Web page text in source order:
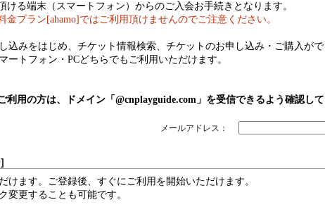
ける端末（スマートフォン）からのご入会お手続きとなります。
プラン[ahamo]ではご利用頂けませんのでご注意ください。
込みをはじめ、チケット情報検索、チケットのお申し込み・ご購入がで
ートフォン・PCどちらでもご利用いただけます。
用の方は、ドメイン「@cnplayguide.com」を受信できるよう確認して
メールアドレス：
けます。ご登録後、すぐにご利用を開始いただけます。
変更することも可能です。